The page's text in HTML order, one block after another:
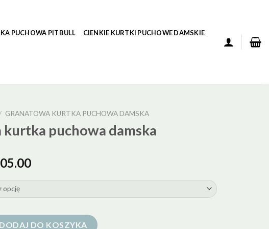
PUCHOWA PITBULL CIENKIE KURTKI PUCHOWE DAMSKIE
/ GRANATOWA KURTKA PUCHOWA DAMSKA
puchowa damska
puchowa damska
DODAJ DO KOSZYKA